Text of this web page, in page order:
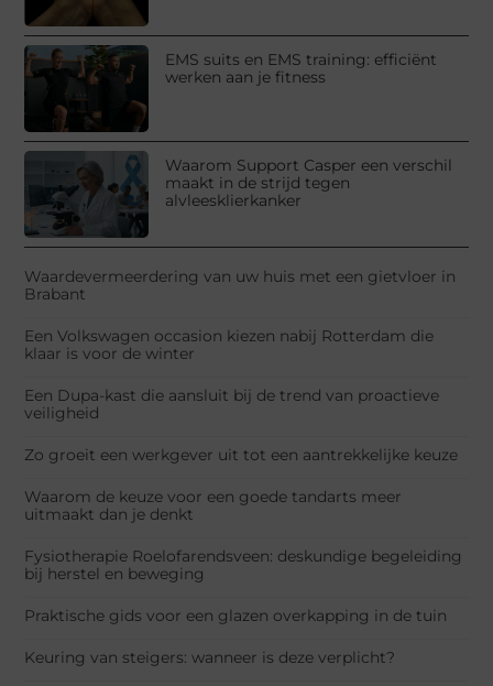
EMS suits en EMS training: efficiënt
werken aan je fitness
Waarom Support Casper een verschil
maakt in de strijd tegen
alvleesklierkanker
Waardevermeerdering van uw huis met een gietvloer in
Brabant
Een Volkswagen occasion kiezen nabij Rotterdam die
klaar is voor de winter
Een Dupa-kast die aansluit bij de trend van proactieve
veiligheid
Zo groeit een werkgever uit tot een aantrekkelijke keuze
Waarom de keuze voor een goede tandarts meer
uitmaakt dan je denkt
Fysiotherapie Roelofarendsveen: deskundige begeleiding
bij herstel en beweging
Praktische gids voor een glazen overkapping in de tuin
Keuring van steigers: wanneer is deze verplicht?